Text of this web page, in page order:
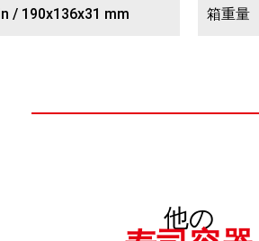
/ 190x136x31 mm 箱重量
他の